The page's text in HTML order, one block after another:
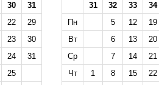
30
31
22
29
23
30
24
31
25
31 32 33 34
Пн
5 12 19
Вт
6 13 20
Ср
7 14 21
Чт
1 8 15 22